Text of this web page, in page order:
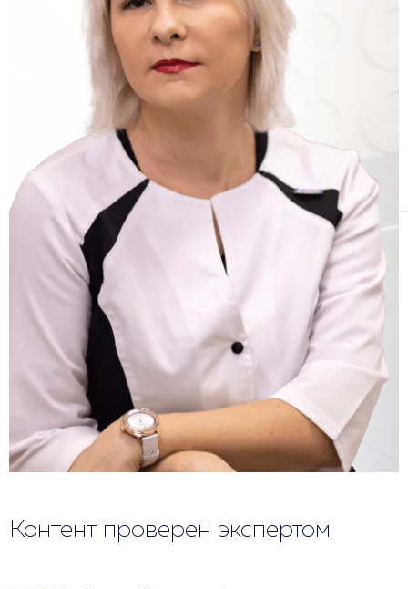
Контент проверен экспертом